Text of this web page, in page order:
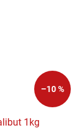
–10 %
1kg